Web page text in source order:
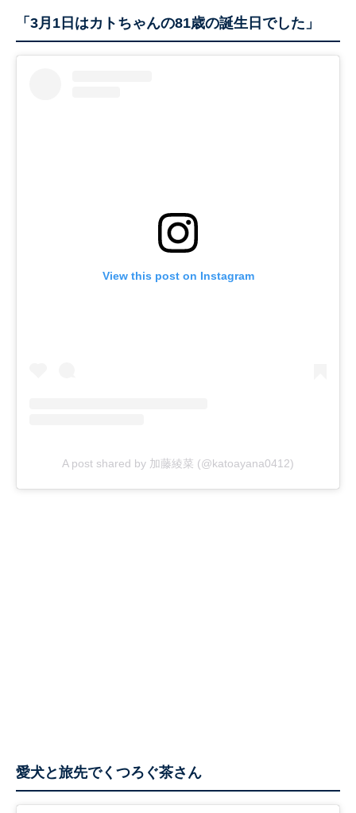
「3月1日はカトちゃんの81歳の誕生日でした」
View this post on Instagram
A post shared by 加藤綾菜 (@katoayana0412)
愛犬と旅先でくつろぐ茶さん